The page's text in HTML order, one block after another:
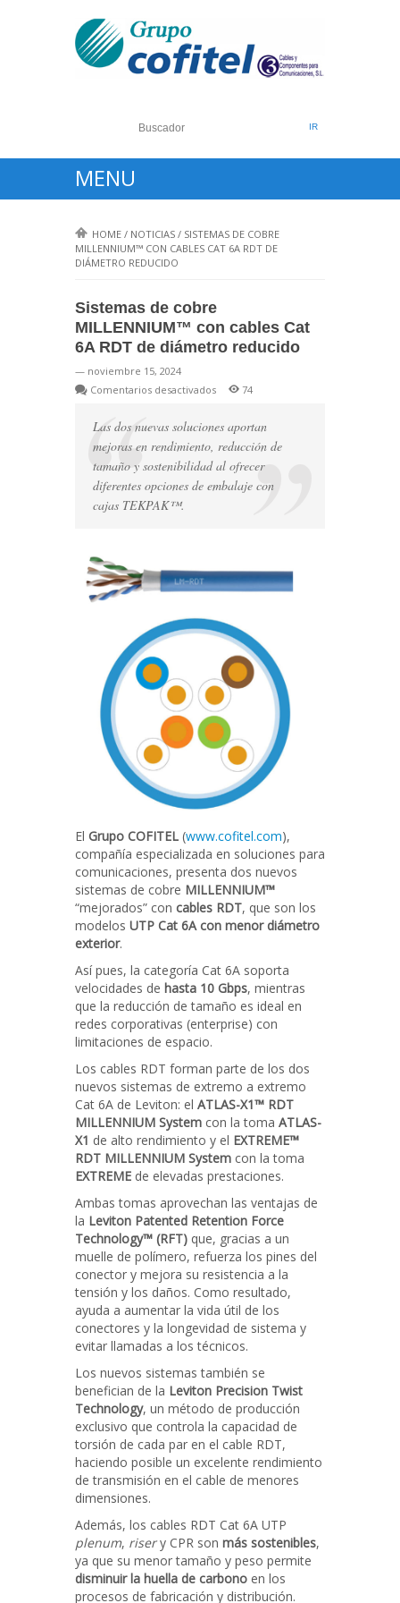
MENU
HOME / NOTICIAS / SISTEMAS DE COBRE
MILLENNIUM™ CON CABLES CAT 6A RDT DE
DIÁMETRO REDUCIDO
Sistemas de cobre
MILLENNIUM™ con cables Cat
6A RDT de diámetro reducido
— noviembre 15, 2024
Comentarios desactivadosen
de
cobre
MILLENNIUM™
con
cables
diámetro
74
Las dos nuevas soluciones aportan
mejoras en rendimiento, reducción de
tamaño y sostenibilidad al ofrecer
diferentes opciones de embalaje con
cajas TEKPAK™.
El Grupo COFITEL (www.cofitel.com),
compañía especializada en soluciones para
comunicaciones, presenta dos nuevos
sistemas de cobre MILLENNIUM™
“mejorados” con cables RDT, que son los
modelos UTP Cat 6A con menor diámetro
exterior.
Así pues, la categoría Cat 6A soporta
velocidades de hasta 10 Gbps, mientras
que la reducción de tamaño es ideal en
redes corporativas (enterprise) con
limitaciones de espacio.
Los cables RDT forman parte de los dos
nuevos sistemas de extremo a extremo
Cat 6A de Leviton: el ATLAS-X1™ RDT
MILLENNIUM System con la toma ATLAS-
X1 de alto rendimiento y el EXTREME™
RDT MILLENNIUM System con la toma
EXTREME de elevadas prestaciones.
Ambas tomas aprovechan las ventajas de
la Leviton Patented Retention Force
Technology™ (RFT) que, gracias a un
muelle de polímero, refuerza los pines del
conector y mejora su resistencia a la
tensión y los daños. Como resultado,
ayuda a aumentar la vida útil de los
conectores y la longevidad de sistema y
evitar llamadas a los técnicos.
Los nuevos sistemas también se
benefician de la Leviton Precision Twist
Technology, un método de producción
exclusivo que controla la capacidad de
torsión de cada par en el cable RDT,
haciendo posible un excelente rendimiento
de transmisión en el cable de menores
dimensiones.
Además, los cables RDT Cat 6A UTP
plenum, risery CPR son más sostenibles,
ya que su menor tamaño y peso permite
disminuir la huella de carbono en los
procesos de fabricación y distribución.